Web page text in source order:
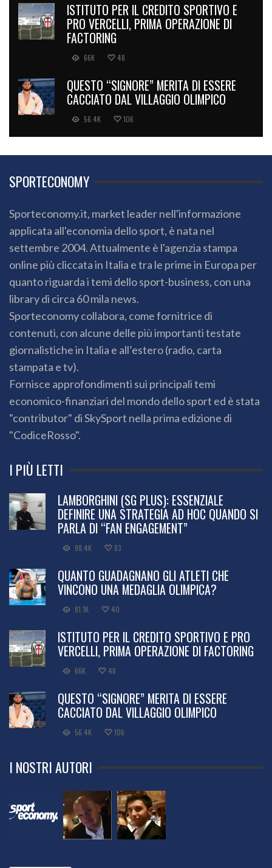
ISTITUTO PER IL CREDITO SPORTIVO E
PRO VERCELLI, PRIMA OPERAZIONE DI
FACTORING
66K 48
QUESTO “SIGNORE” MERITA DI ESSERE
CACCIATO DAL VILLAGGIO OLIMPICO
56.4K 106
SPORTECONOMY
Sporteconomy.it, market leader nell'informazione
applicata all'economia dello sport, è nata nel
settembre 2004. Attualmente è l'agenzia stampa
online più cliccata in Italia e tra le prime in Europa per
quanto riguarda i temi dello sport-business, con una
library di circa 60 mila news.
Sporteconomy collabora, come fornitrice di
contenuti, con alcune delle più importanti testate
giornalistiche in Italia e all’estero (radio, carta
stampata e tv).
Fornisce approfondimenti sui principali temi
economico-finanziari del mondo dello sport ed è stata
"contributor" di SkySport nella prima edizione di
"CodiceRosso".
I PIÙ LETTI
LAMBORGHINI (SG PLUS): ESSENZIALE
DEFINIRE UNA STRATEGIA AD HOC QUANDO SI
PARLA DI “FAN ENGAGEMENT”
98.4K 83
QUANTO GUADAGNANO GLI ATLETI CHE
VINCONO UNA MEDAGLIA OLIMPICA?
81.1K 40
ISTITUTO PER IL CREDITO SPORTIVO E PRO
VERCELLI, PRIMA OPERAZIONE DI FACTORING
66K 48
QUESTO “SIGNORE” MERITA DI ESSERE
CACCIATO DAL VILLAGGIO OLIMPICO
56.4K 106
I NOSTRI AUTORI